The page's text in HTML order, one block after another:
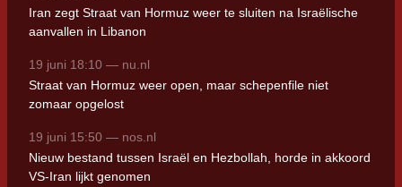
Iran zegt Straat van Hormuz weer te sluiten na Israëlische
aanvallen in Libanon
19 juni 18:10 — nu.nl
Straat van Hormuz weer open, maar schepenfile niet
zomaar opgelost
19 juni 15:50 — nos.nl
Nieuw bestand tussen Israël en Hezbollah, horde in akkoord
VS-Iran lijkt genomen